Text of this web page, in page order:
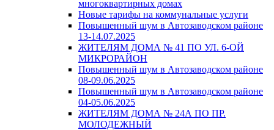
многоквартирных домах
Новые тарифы на коммунальные услуги
Повышенный шум в Автозаводском районе
13-14.07.2025
ЖИТЕЛЯМ ДОМА № 41 ПО УЛ. 6-ОЙ
МИКРОРАЙОН
Повышенный шум в Автозаводском районе
08-09.06.2025
Повышенный шум в Автозаводском районе
04-05.06.2025
ЖИТЕЛЯМ ДОМА № 24А ПО ПР.
МОЛОДЕЖНЫЙ